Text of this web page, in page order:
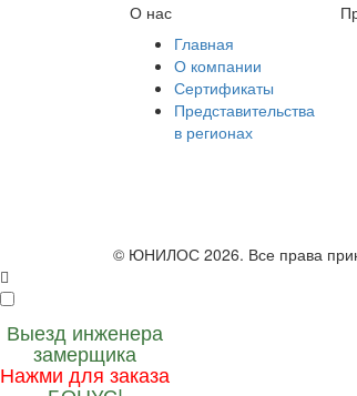
О нас
Главная
О компании
Сертификаты
Представительства
в регионах
© ЮНИЛОС 2026. Все права
Выезд инженера
замерщика
Нажми для заказа